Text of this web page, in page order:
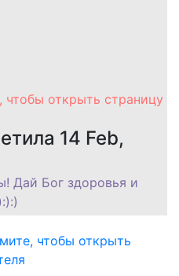
14 Feb,
Дай Бог здоровья и